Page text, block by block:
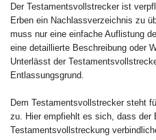
Der Testamentsvollstrecker ist
Erben ein Nachlassverzeichnis zu
muss nur eine einfache Auflistung
eine detaillierte Beschreibung oder
Unterlässt der
Entlassungsgrund.
Dem Testamentsvollstrecker steht
zu. Hier empfiehlt es sich, dass der
Testamentsvollstreckung